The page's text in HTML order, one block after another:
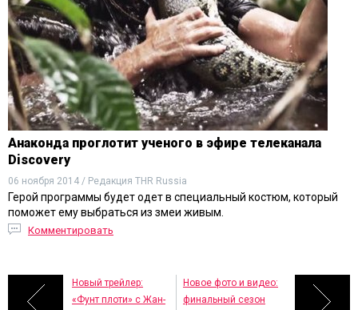
Анаконда проглотит ученого в эфире телеканала
Discovery
06 ноября 2014 / Редакция THR Russia
Герой программы будет одет в специальный костюм, который
поможет ему выбраться из змеи живым.
Комментировать
Новый трейлер:
«Фунт плоти» с Жан-
Новое фото и видео:
финальный сезон